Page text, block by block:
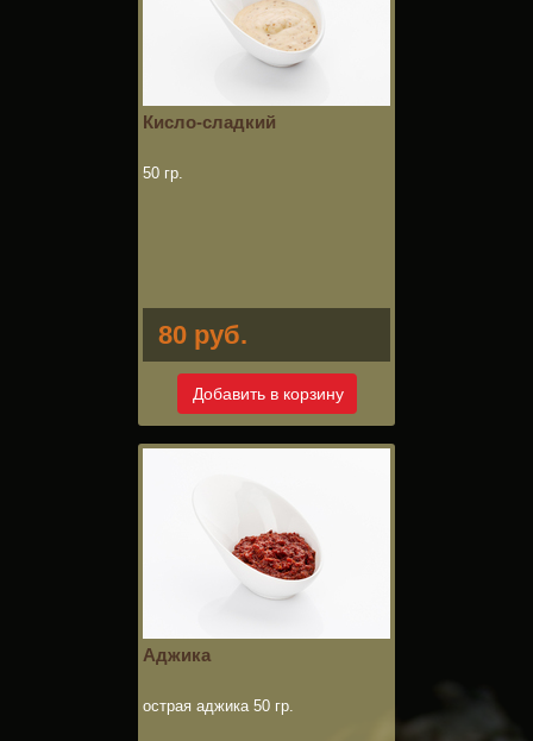
Кисло-сладкий
50 гр.
80 руб.
Добавить в корзину
Аджика
острая аджика 50 гр.